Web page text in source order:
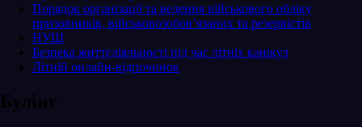
Порядок організації та ведення військового обліку
призовників, військовозобов’язаних та резервістів
НУШ
Безпека життєдіяльності під час літніх канікул
Літній онлайн-відпочинок
Булінг